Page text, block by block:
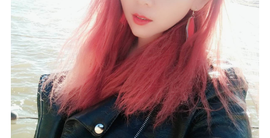
新手宝典
社区入门必看指南
0.1折手游
多款游戏任君畅玩
大千世界
开播时间留意通知
游戏推荐
一起体验精彩世界
近期热点
每分钟在线 0，今日新注册0，孵蛋 ，总用户数 1947597